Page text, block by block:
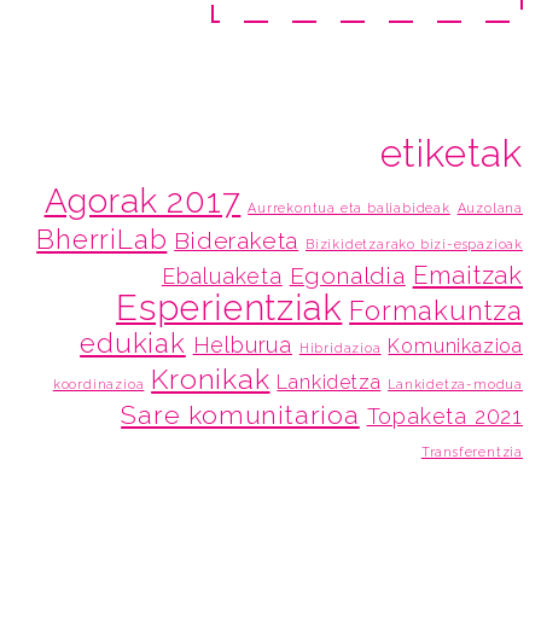
etiketak
Agorak 2017 Aurrekontua eta baliabideak Auzolana
BherriLab Bideraketa Bizikidetzarako bizi-espazioak
Ebaluaketa Egonaldia Emaitzak
Esperientziak Formakuntza
edukiak Helburua Hibridazioa Komunikazioa
koordinazioa Kronikak Lankidetza Lankidetza-modua
Sare komunitarioa Topaketa 2021
Transferentzia